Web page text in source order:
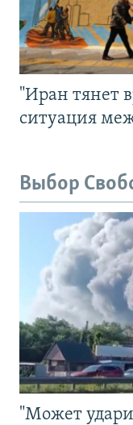
"Иран тянет
ситуация
Выбор
"Может